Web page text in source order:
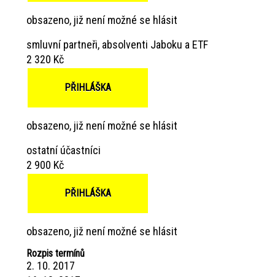
obsazeno, již není možné se hlásit
smluvní partneři, absolventi Jaboku a ETF
2 320 Kč
PŘIHLÁŠKA
obsazeno, již není možné se hlásit
ostatní účastníci
2 900 Kč
PŘIHLÁŠKA
obsazeno, již není možné se hlásit
Rozpis termínů
2. 10. 2017